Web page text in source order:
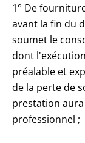
1° De
avant la fin du
soumet le
dont
préalable et
de la perte de
prestation
professionnel ;